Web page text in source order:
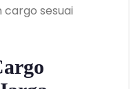
sesuai